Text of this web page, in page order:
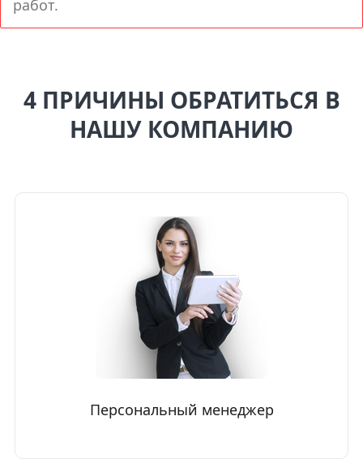
работ.
4 ПРИЧИНЫ ОБРАТИТЬСЯ В
НАШУ КОМПАНИЮ
Персональный менеджер